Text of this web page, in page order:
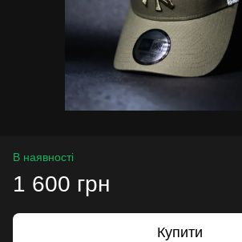
В наявності
1 600 грн
Купити